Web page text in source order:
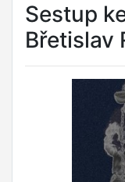
Sestup
Břetislav